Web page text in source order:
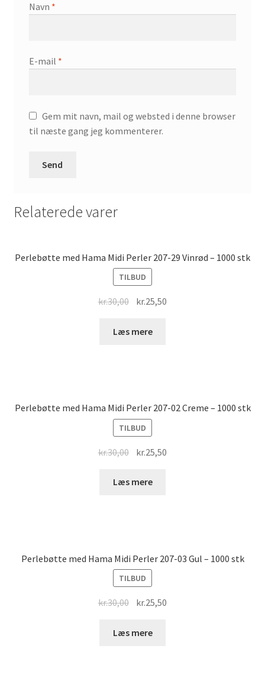
Navn *
E-mail *
Gem mit navn, mail og websted i denne browser
til næste gang jeg kommenterer.
Relaterede varer
Perlebøtte med Hama Midi Perler 207-29 Vinrød – 1000 stk
TILBUD
kr.30,00 Original
was:
kr.25,50
Læs mere
Perlebøtte med Hama Midi Perler 207-02 Creme – 1000 stk
TILBUD
kr.30,00 Original
was:
kr.25,50
Læs mere
Perlebøtte med Hama Midi Perler 207-03 Gul – 1000 stk
TILBUD
kr.30,00 Original
was:
kr.25,50
Læs mere